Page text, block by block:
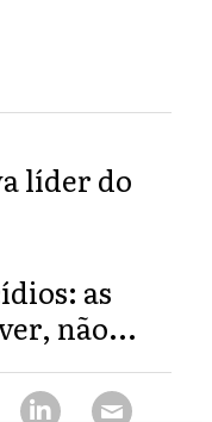
líder do
as
não...